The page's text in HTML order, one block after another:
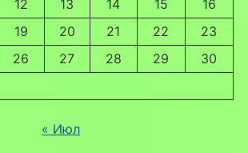
12 13 14 15
16
19 20 21 22
23
26 27 28 29
30
« Июл